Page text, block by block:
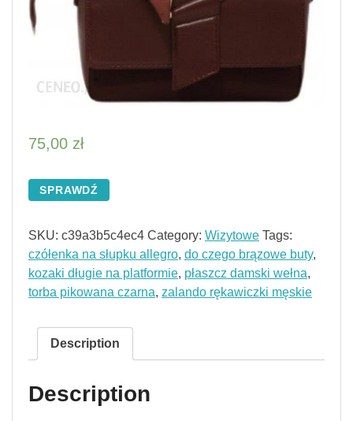
75,00 zł
SPRAWDŹ
SKU: c39a3b5c4ec4 Category: Wizytowe Tags:
czółenka na słupku allegro, do czego brązowe buty,
kozaki długie na platformie, płaszcz damski wełna,
torba pikowana czarna, zalando rękawiczki męskie
Description
Description